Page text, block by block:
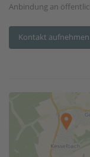
Anbindung an
Kontakt aufnehmen